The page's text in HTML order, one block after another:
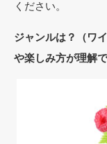
ください。
ジャンルは？（ワ
や楽しみ方が理解で